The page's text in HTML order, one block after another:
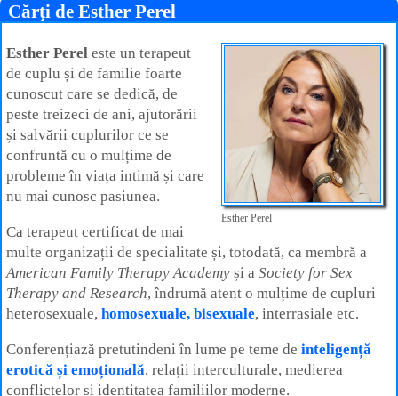
Cărţi de Esther Perel
Esther Perel
Esther Perel este un terapeut
de cuplu și de familie foarte
cunoscut care se dedică, de
peste treizeci de ani, ajutorării
și salvării cuplurilor ce se
confruntă cu o mulțime de
probleme în viața intimă și care
nu mai cunosc pasiunea.
Ca terapeut certificat de mai
multe organizații de specialitate și, totodată, ca membră a
American Family Therapy Academy și a Society for Sex
Therapy and Research, îndrumă atent o mulțime de cupluri
heterosexuale, homosexuale, bisexuale, interrasiale etc.
Conferențiază pretutindeni în lume pe teme de inteligență
erotică și emoțională, relații interculturale, medierea
conflictelor și identitatea familiilor moderne.